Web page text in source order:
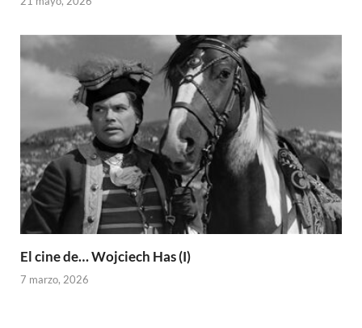
El cine de… Wojciech Has (I)
7 marzo, 2026